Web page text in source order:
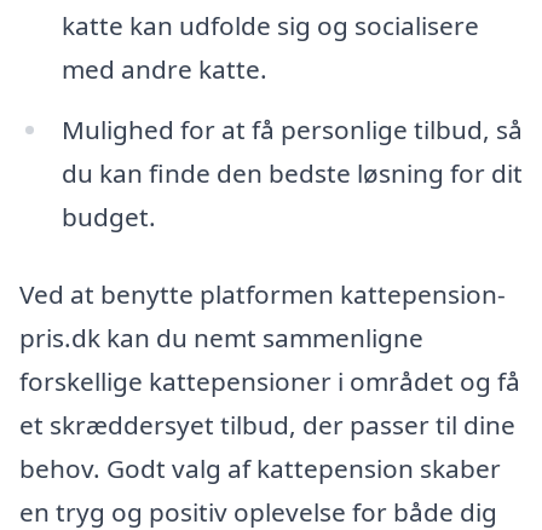
katte kan udfolde sig og socialisere
med andre katte.
Mulighed for at få personlige tilbud, så
du kan finde den bedste løsning for dit
budget.
Ved at benytte platformen kattepension-
pris.dk kan du nemt sammenligne
forskellige kattepensioner i området og få
et skræddersyet tilbud, der passer til dine
behov. Godt valg af kattepension skaber
en tryg og positiv oplevelse for både dig